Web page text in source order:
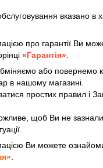
вказано в
про гарантії Ви
«Гарантія»
або повернемо
в нашому магазині.
простих правил і
щоб Ви не зазнали
Ви можете